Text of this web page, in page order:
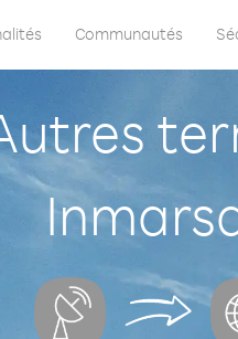
Communautés